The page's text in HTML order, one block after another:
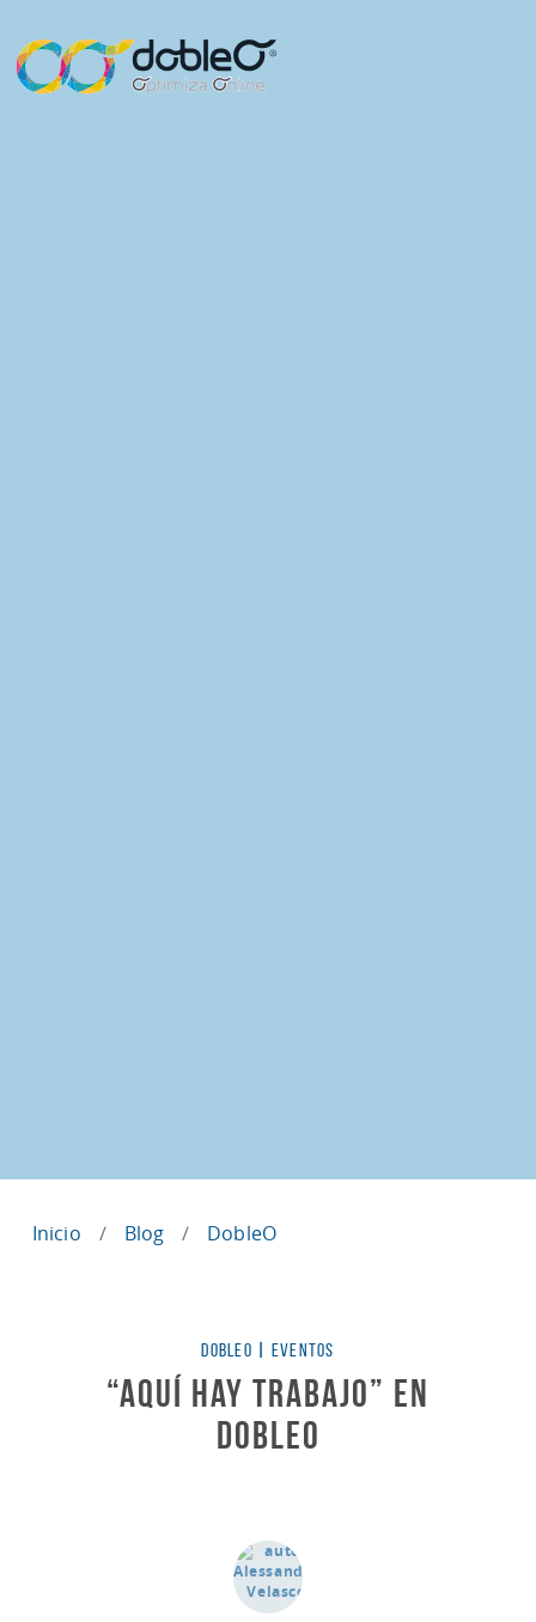
Inicio Blog DobleO
DOBLEO EVENTOS
“Aquí hay trabajo” en
dobleO